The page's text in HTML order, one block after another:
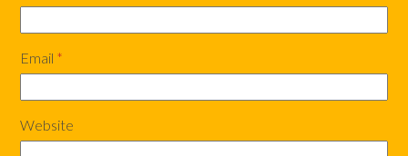
Email *
Website